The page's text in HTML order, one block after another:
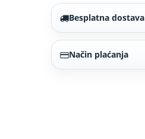
Besplatna dostava
Način plaćanja